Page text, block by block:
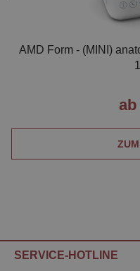
AMD Form - (MINI)
ab
SERVICE-HOTLINE